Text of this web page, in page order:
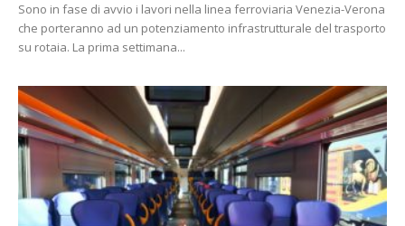
Sono in fase di avvio i lavori nella linea ferroviaria Venezia-Verona
che porteranno ad un potenziamento infrastrutturale del trasporto
su rotaia. La prima settimana...